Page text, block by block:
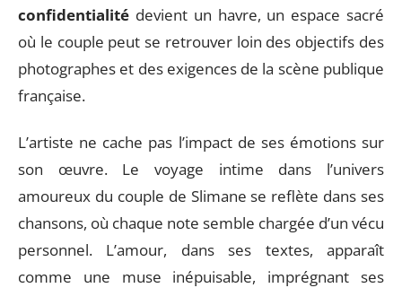
confidentialité devient un havre, un espace sacré
où le couple peut se retrouver loin des objectifs des
photographes et des exigences de la scène publique
française.
L’artiste ne cache pas l’impact de ses émotions sur
son œuvre. Le voyage intime dans l’univers
amoureux du couple de Slimane se reflète dans ses
chansons, où chaque note semble chargée d’un vécu
personnel. L’amour, dans ses textes, apparaît
comme une muse inépuisable, imprégnant ses